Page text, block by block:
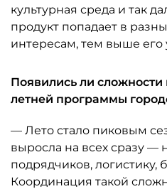
культурная среда и так
продукт попадает в
интересам, тем выше его
Появились ли
летней программы
— Лето стало пиковым
выросла на всех сразу —
подрядчиков, логистику,
Координация такой